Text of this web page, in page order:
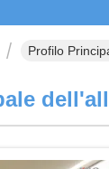
Profilo